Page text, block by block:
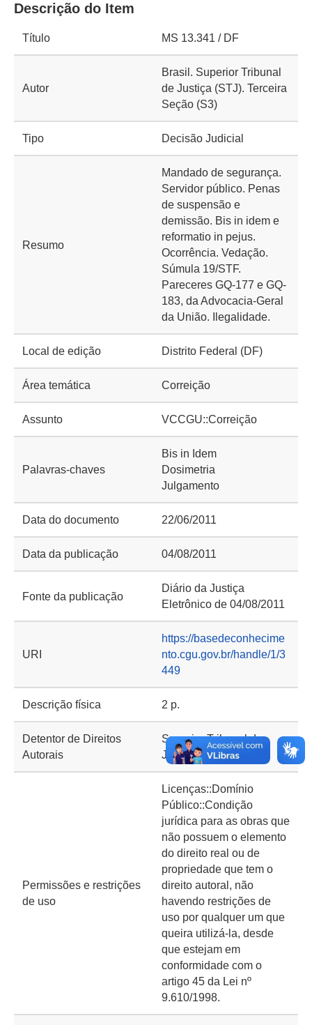
Descrição do Item
Título MS 13.341 / DF
Autor
Brasil. Superior Tribunal
de Justiça (STJ). Terceira
Seção (S3)
Tipo Decisão Judicial
Resumo
Mandado de segurança.
Servidor público. Penas
de suspensão e
demissão. Bis in idem e
reformatio in pejus.
Ocorrência. Vedação.
Súmula 19/STF.
Pareceres GQ-177 e GQ-
183, da Advocacia-Geral
da União. Ilegalidade.
Local de edição Distrito Federal (DF)
Área temática Correição
Assunto VCCGU::Correição
Palavras-chaves
Bis in Idem
Dosimetria
Julgamento
Data do documento 22/06/2011
Data da publicação 04/08/2011
Fonte da publicação
Diário da Justiça
Eletrônico de 04/08/2011
URI
https://basedeconhecime
nto.cgu.gov.br/handle/1/3
449
Descrição física 2 p.
Detentor de Direitos
Autorais
Superior Tribunal de
Justiça (STJ)
Permissões e restrições
de uso
Licenças::Domínio
Público::Condição
jurídica para as obras que
não possuem o elemento
do direito real ou de
propriedade que tem o
direito autoral, não
havendo restrições de
uso por qualquer um que
queira utilizá-la, desde
que estejam em
conformidade com o
artigo 45 da Lei nº
9.610/1998.